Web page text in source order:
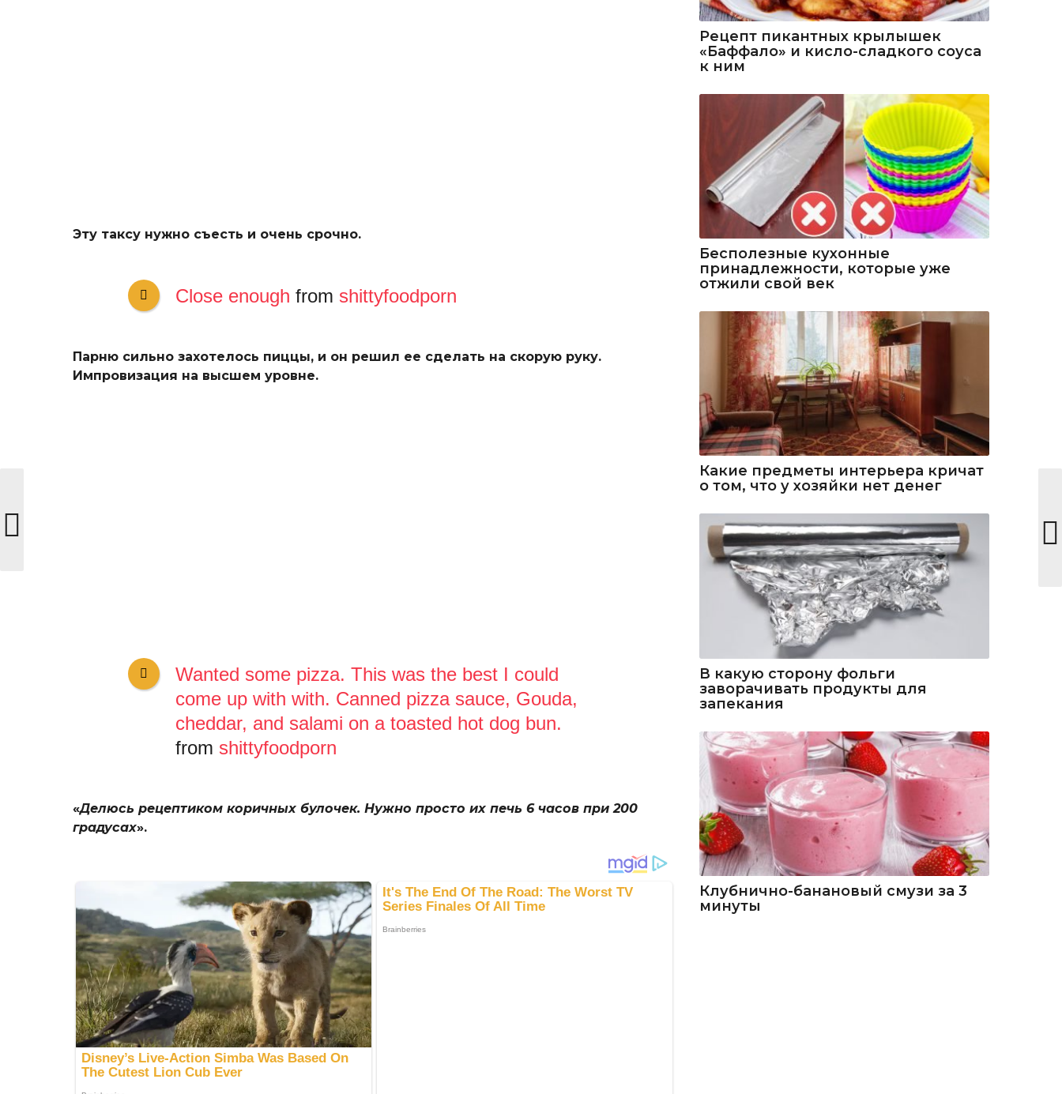
Эту таксу нужно съесть и очень срочно.
Close enough from shittyfoodporn
Парню сильно захотелось пиццы, и он решил ее сделать на скорую руку.
Импровизация на высшем уровне.
Wanted some pizza. This was the best I could
come up with with. Canned pizza sauce, Gouda,
cheddar, and salami on a toasted hot dog bun.
from shittyfoodporn
«Делюсь рецептиком коричных булочек. Нужно просто их печь 6 часов при 200
градусах».
Рецепт пикантных крылышек
«Баффало» и кисло-сладкого соуса
к ним
Бесполезные кухонные
принадлежности, которые уже
отжили свой век
Какие предметы интерьера кричат
о том, что у хозяйки нет денег
В какую сторону фольги
заворачивать продукты для
запекания
Клубнично-банановый смузи за 3
минуты